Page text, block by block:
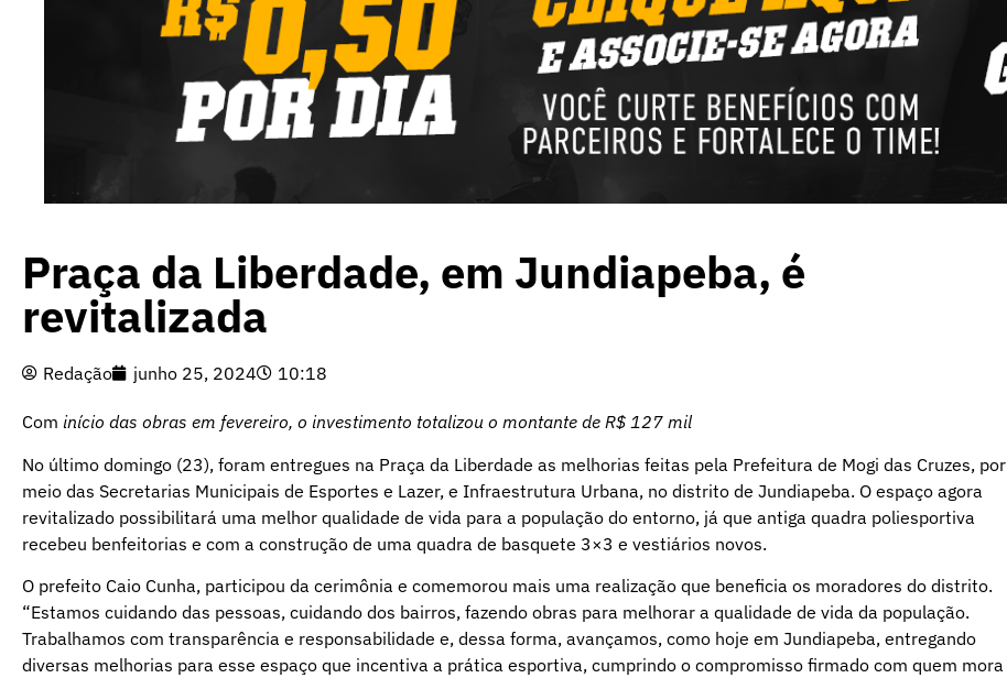
Praça da Liberdade, em Jundiapeba, é
revitalizada
Redação junho 25, 2024 10:18
Com início das obras em fevereiro, o investimento totalizou o montante de R$ 127 mil
No último domingo (23), foram entregues na Praça da Liberdade as melhorias feitas pela Prefeitura de Mogi das Cruzes, por
meio das Secretarias Municipais de Esportes e Lazer, e Infraestrutura Urbana, no distrito de Jundiapeba. O espaço agora
revitalizado possibilitará uma melhor qualidade de vida para a população do entorno, já que antiga quadra poliesportiva
recebeu benfeitorias e com a construção de uma quadra de basquete 3×3 e vestiários novos.
O prefeito Caio Cunha, participou da cerimônia e comemorou mais uma realização que beneficia os moradores do distrito.
“Estamos cuidando das pessoas, cuidando dos bairros, fazendo obras para melhorar a qualidade de vida da população.
Trabalhamos com transparência e responsabilidade e, dessa forma, avançamos, como hoje em Jundiapeba, entregando
diversas melhorias para esse espaço que incentiva a prática esportiva, cumprindo o compromisso firmado com quem mora